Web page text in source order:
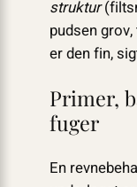
struktur
pudsen
er den fin,
Primer,
fuger
En